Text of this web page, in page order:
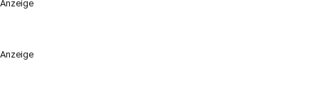
Anzeige
Anzeige